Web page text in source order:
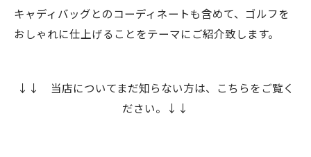
キャディバッグとのコーディネートも含めて、ゴルフを
おしゃれに仕上げることをテーマにご紹介致します。
↓↓ 当店についてまだ知らない方は、こちらをご覧く
ださい。↓↓